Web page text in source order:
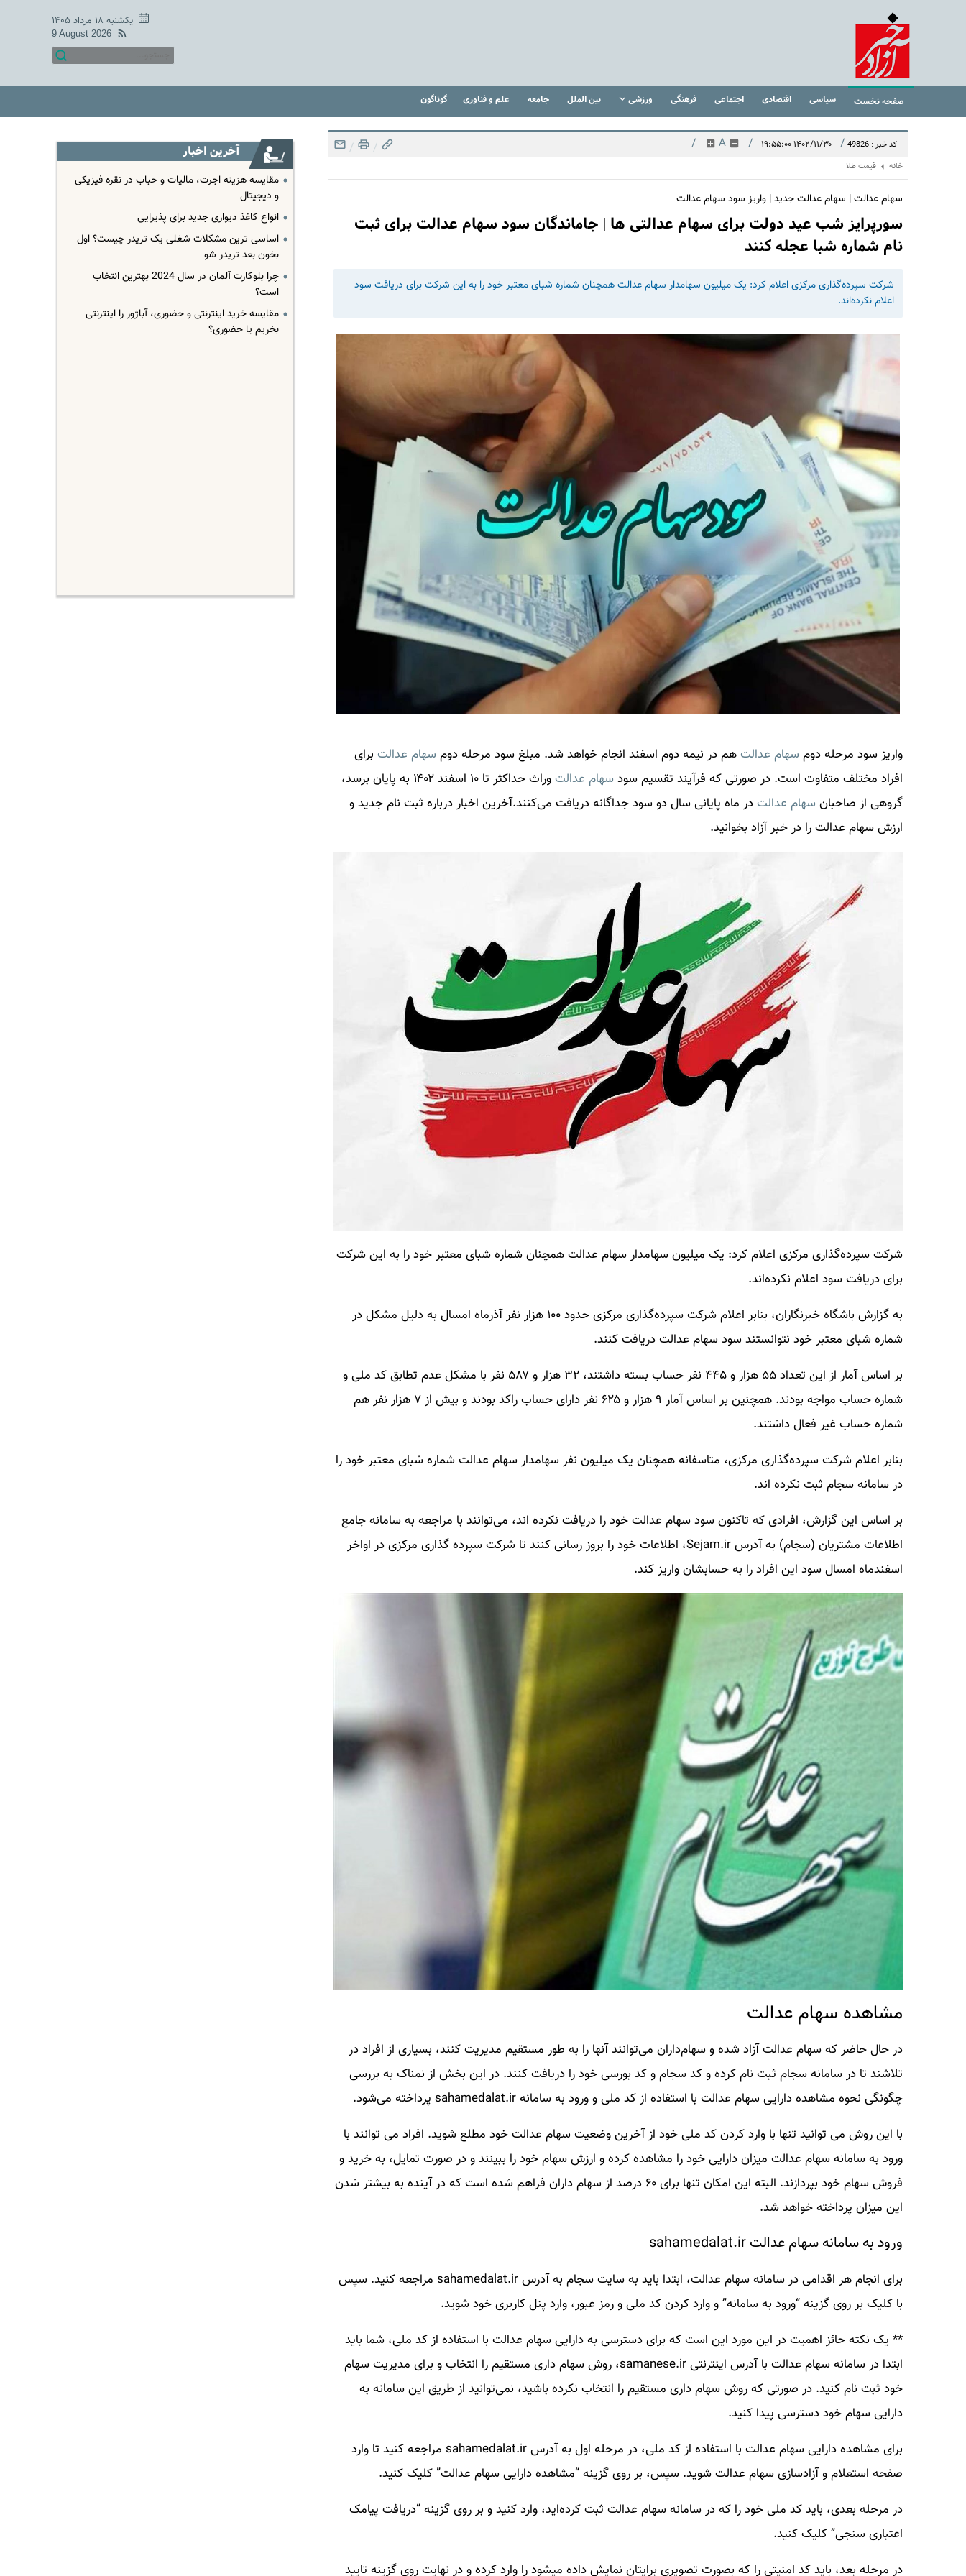
یکشنبه ۱۸ مرداد ۱۴۰۵
9 August 2026
صفحه نخست سیاسی اقتصادی اجتماعی فرهنگی ورزشی بین الملل جامعه علم و فناوری گوناگون
کد خبر : 49826 / ۱۴۰۲/۱۱/۳۰ ۱۹:۵۵:۰۰ /
A
/
/
/
خانه قیمت طلا
سهام عدالت | سهام عدالت جدید | واریز سود سهام عدالت
سورپرایز شب عید دولت برای سهام عدالتی ها | جاماندگان سود سهام عدالت برای ثبت
نام شماره شبا عجله کنند
شرکت سپرده‌گذاری مرکزی اعلام کرد: یک میلیون سهامدار سهام عدالت همچنان شماره شبای معتبر خود را به این شرکت برای دریافت سود
اعلام نکرده‌اند.
واریز سود مرحله دوم سهام عدالت هم در نیمه دوم اسفند انجام خواهد شد. مبلغ سود مرحله دوم سهام عدالت برای
افراد مختلف متفاوت است. در صورتی که فرآیند تقسیم سود سهام عدالت
وراث حداکثر تا ۱۰ اسفند ۱۴۰۲ به پایان برسد،
گروهی از صاحبان سهام عدالت در ماه پایانی سال دو سود جداگانه دریافت می‌کنند.آخرین اخبار درباره ثبت نام جدید و
ارزشسهام عدالترا در خبر آزاد بخوانید.
شرکت سپرده‌گذاری مرکزی اعلام کرد: یک میلیون سهامدار سهام عدالت همچنان شماره شبای معتبر خود را به این شرکت
برای دریافت سود اعلام نکرده‌اند.
به گزارش باشگاه خبرنگاران، بنابر اعلام شرکت سپرده‌گذاری مرکزی حدود ۱۰۰ هزار نفر آذرماه امسال به دلیل مشکل در
شماره شبای معتبر خود نتوانستند سود سهام عدالت دریافت کنند.
بر اساس آمار از این تعداد ۵۵ هزار و ۴۴۵ نفر حساب بسته داشتند، ۳۲ هزار و ۵۸۷ نفر با مشکل عدم تطابق کد ملی و
شماره حساب مواجه بودند. همچنین بر اساس آمار ۹ هزار و ۶۲۵ نفر دارای حساب راکد بودند و بیش از ۷ هزار نفر هم
شماره حساب غیر فعال داشتند.
بنابر اعلام شرکت سپرده‌گذاری مرکزی، متاسفانه همچنان یک میلیون نفر سهامدار سهام عدالت شماره شبای معتبر خود را
در سامانه سجام ثبت نکرده اند.
بر اساس این گزارش، افرادی که تاکنون سود سهام عدالت خود را دریافت نکرده اند، می‌توانند با مراجعه به سامانه جامع
اطلاعات مشتریان (سجام) به آدرس Sejam.ir، اطلاعات خود را بروز رسانی کنند تا شرکت سپرده گذاری مرکزی در اواخر
اسفندماه امسال سود این افراد را به حسابشان واریز کند.
مشاهده سهام عدالت
در حال حاضر که سهام عدالت آزاد شده و سهام‌داران می‌توانند آنها را به طور مستقیم مدیریت کنند، بسیاری از افراد در
تلاشند تا در سامانه سجام ثبت نام کرده و کد سجام و کد بورسی خود را دریافت کنند. در این بخش از نمناک به بررسی
چگونگی نحوه مشاهده دارایی سهام عدالت با استفاده از کد ملی و ورود به سامانه sahamedalat.ir پرداخته می‌شود.
با این روش می توانید تنها با وارد کردن کد ملی خود از آخرین وضعیت سهام عدالت خود مطلع شوید. افراد می توانند با
ورود به سامانه سهام عدالت میزان دارایی خود را مشاهده کرده و ارزش سهام خود را ببینند و در صورت تمایل، به خرید و
فروش سهام خود بپردازند. البته این امکان تنها برای ۶۰ درصد از سهام داران فراهم شده است که در آینده به بیشتر شدن
این میزان پرداخته خواهد شد.
ورود به سامانه سهام عدالت sahamedalat.ir
برای انجام هر اقدامی در سامانه سهام عدالت، ابتدا باید به سایت سجام به آدرس sahamedalat.ir مراجعه کنید. سپس
با کلیک بر روی گزینه “ورود به سامانه” و وارد کردن کد ملی و رمز عبور، وارد پنل کاربری خود شوید.
** یک نکته حائز اهمیت در این مورد این است که برای دسترسی به دارایی سهام عدالت با استفاده از کد ملی، شما باید
ابتدا در سامانه سهام عدالت با آدرس اینترنتی samanese.ir، روش سهام داری مستقیم را انتخاب و برای مدیریت سهام
خود ثبت نام کنید. در صورتی که روش سهام داری مستقیم را انتخاب نکرده باشید، نمی‌توانید از طریق این سامانه به
دارایی سهام خود دسترسی پیدا کنید.
برای مشاهده دارایی سهام عدالت با استفاده از کد ملی، در مرحله اول به آدرس sahamedalat.ir مراجعه کنید تا وارد
صفحه استعلام و آزادسازی سهام عدالت شوید. سپس، بر روی گزینه “مشاهده دارایی سهام عدالت” کلیک کنید.
در مرحله بعدی، باید کد ملی خود را که در سامانه سهام عدالت ثبت کرده‌اید، وارد کنید و بر روی گزینه “دریافت پیامک
اعتباری سنجی” کلیک کنید.
در مرحله بعد، باید کد امنیتی را که بصورت تصویری برایتان نمایش داده میشود را وارد کرده و در نهایت روی گزینه تایید
آخرین اخبار
مقایسه هزینه اجرت، مالیات و حباب در نقره فیزیکی
و دیجیتال
انواع کاغذ دیواری جدید برای پذیرایی
اساسی ترین مشکلات شغلی یک تریدر چیست؟ اول
بخون بعد تریدر شو
چرا بلوکارت آلمان در سال 2024 بهترین انتخاب
است؟
مقایسه خرید اینترنتی و حضوری، آباژور را اینترنتی
بخریم یا حضوری؟